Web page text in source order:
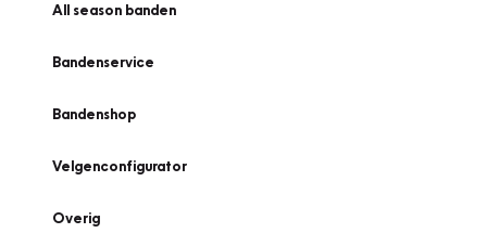
All season banden
Bandenservice
Bandenshop
Velgenconfigurator
Overig